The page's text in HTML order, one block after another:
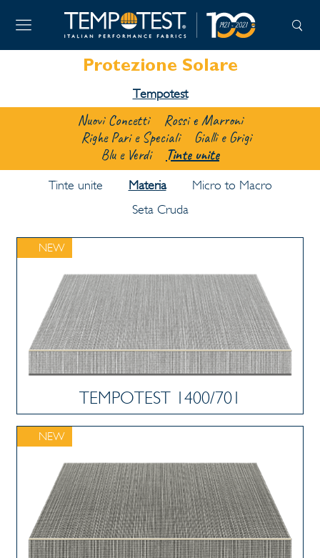
Protezione Solare
Tempotest
Nuovi Concetti
Rossi e Marroni
Righe Pari e Speciali
Gialli e Grigi
Blu e Verdi
Tinte unite
Tinte unite Materia
Micro to Macro
Seta Cruda
NEW
TEMPOTEST 1400/701
NEW